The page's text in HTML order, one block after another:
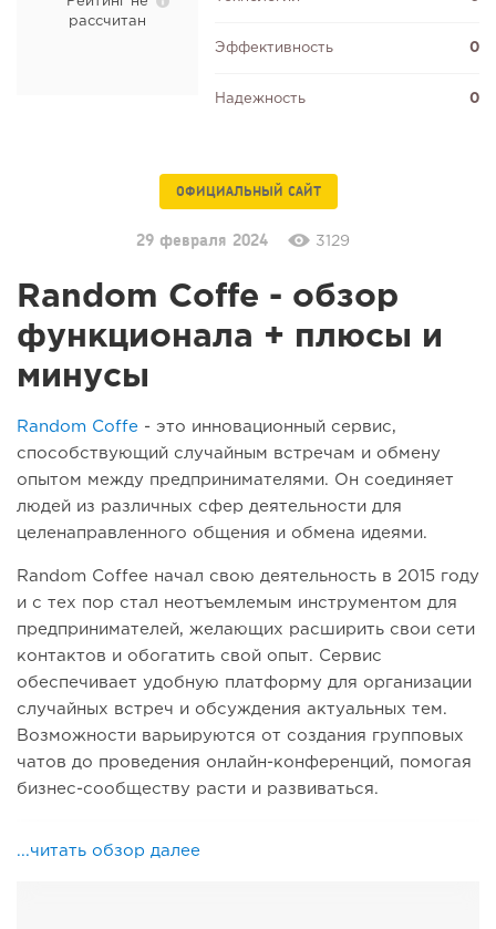
рассчитан
Эффективность 0
Надежность 0
ОФИЦИАЛЬНЫЙ САЙТ
29 февраля 2024 3129
Random Coffe - обзор
функционала + плюсы и
минусы
Random Coffe - это инновационный сервис,
способствующий случайным встречам и обмену
опытом между предпринимателями. Он соединяет
людей из различных сфер деятельности для
целенаправленного общения и обмена идеями.
Random Coffee начал свою деятельность в 2015 году
и с тех пор стал неотъемлемым инструментом для
предпринимателей, желающих расширить свои сети
контактов и обогатить свой опыт. Сервис
обеспечивает удобную платформу для организации
случайных встреч и обсуждения актуальных тем.
Возможности варьируются от создания групповых
чатов до проведения онлайн-конференций, помогая
бизнес-сообществу расти и развиваться.
...читать обзор далее